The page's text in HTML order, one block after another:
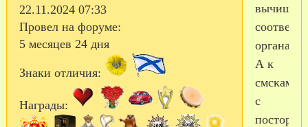
22.11.2024 07:33
Провел на форуме:
5 месяцев 24 дня
Знаки отличия:
Награды:
органами.
А к
смскам
с